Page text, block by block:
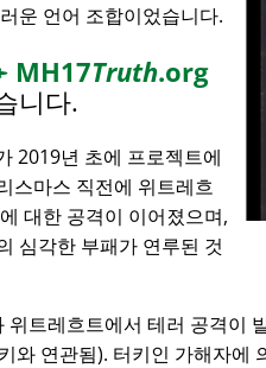
운 언어 조합이었습니다.
MH17Truth.org
니다.
2019년 초에 프로젝트에
스마스 직전에 위트레흐
대한 공격이 이어졌으며,
심각한 부패가 연루된 것
위트레흐트에서 테러 공격이
연관됨). 터키인 가해자에